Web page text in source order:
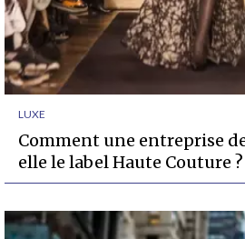
LUXE
Comment une entreprise
elle le label Haute Couture ?